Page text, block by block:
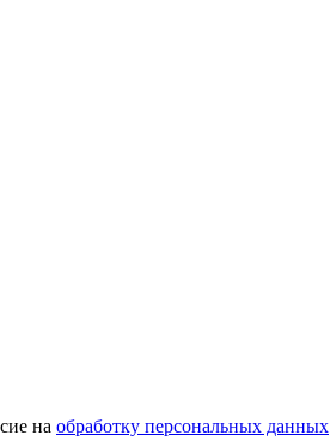
на обработку персональных данных